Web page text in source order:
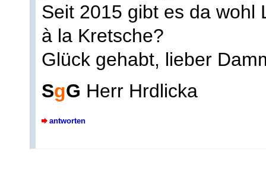
Seit 2015 gibt es da wohl
à la Kretsche?
Glück gehabt, lieber
SgG Herr Hrdlicka
antworten